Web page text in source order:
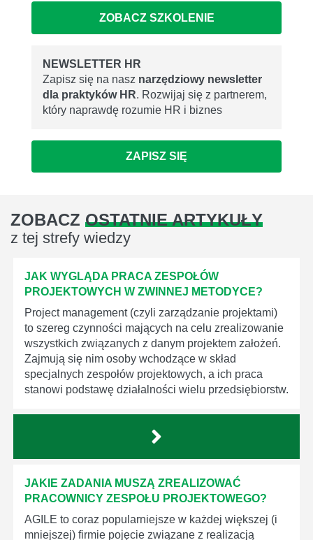
ZOBACZ SZKOLENIE
NEWSLETTER HR
Zapisz się na nasz narzędziowy newsletter
dla praktyków HR. Rozwijaj się z partnerem,
który naprawdę rozumie HR i biznes
ZAPISZ SIĘ
ZOBACZ OSTATNIE ARTYKUŁY
z tej strefy wiedzy
JAK WYGLĄDA PRACA ZESPOŁÓW
PROJEKTOWYCH W ZWINNEJ METODYCE?
Project management (czyli zarządzanie projektami)
to szereg czynności mających na celu zrealizowanie
wszystkich związanych z danym projektem założeń.
Zajmują się nim osoby wchodzące w skład
specjalnych zespołów projektowych, a ich praca
stanowi podstawę działalności wielu przedsiębiorstw.
JAKIE ZADANIA MUSZĄ ZREALIZOWAĆ
PRACOWNICY ZESPOŁU PROJEKTOWEGO?
AGILE to coraz popularniejsze w każdej większej (i
mniejszej) firmie pojęcie związane z realizacją